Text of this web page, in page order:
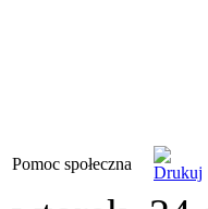
Pomoc społeczna